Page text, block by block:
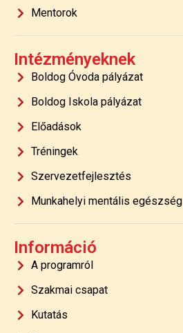
Mentorok
Intézményeknek
Boldog Óvoda pályázat
Boldog Iskola pályázat
Előadások
Tréningek
Szervezetfejlesztés
Munkahelyi mentális egészség
Információ
A programról
Szakmai csapat
Kutatás